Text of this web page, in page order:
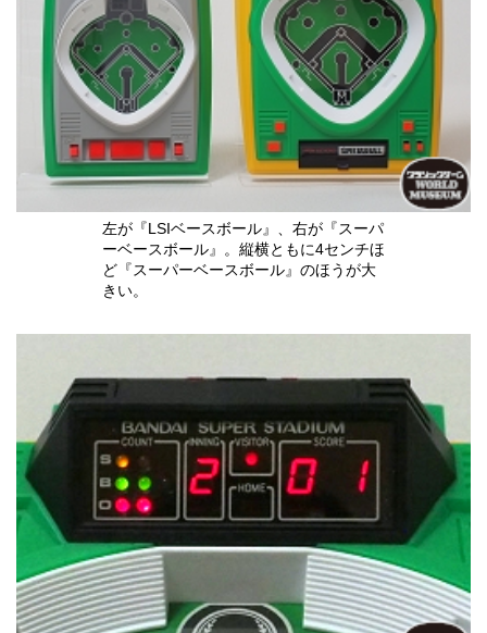
左が『LSIベースボール』、右が『スーパ
ーベースボール』。縦横ともに4センチほ
ど『スーパーベースボール』のほうが大
きい。